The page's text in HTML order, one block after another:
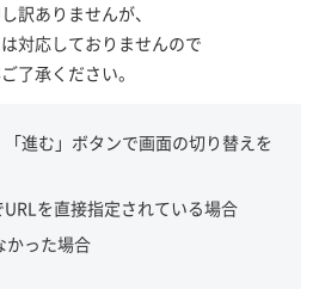
訳ありませんが、
対応しておりませんので
了承ください。
進む」ボタンで画面の切り替えを
を直接指定されている場合
かった場合